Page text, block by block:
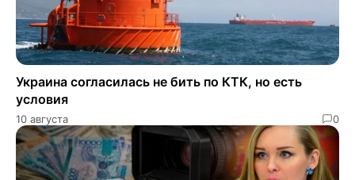
Украина согласилась не бить по КТК, но есть
условия
10 августа 0